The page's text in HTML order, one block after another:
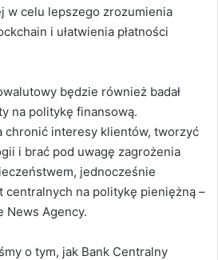
w celu lepszego zrozumienia
i ułatwienia płatności
będzie również badał
na politykę finansową.
chronić interesy klientów, tworzyć
i brać pod uwagę zagrożenia
jednocześnie
centralnych na politykę pieniężną –
News Agency.
o tym, jak Bank Centralny